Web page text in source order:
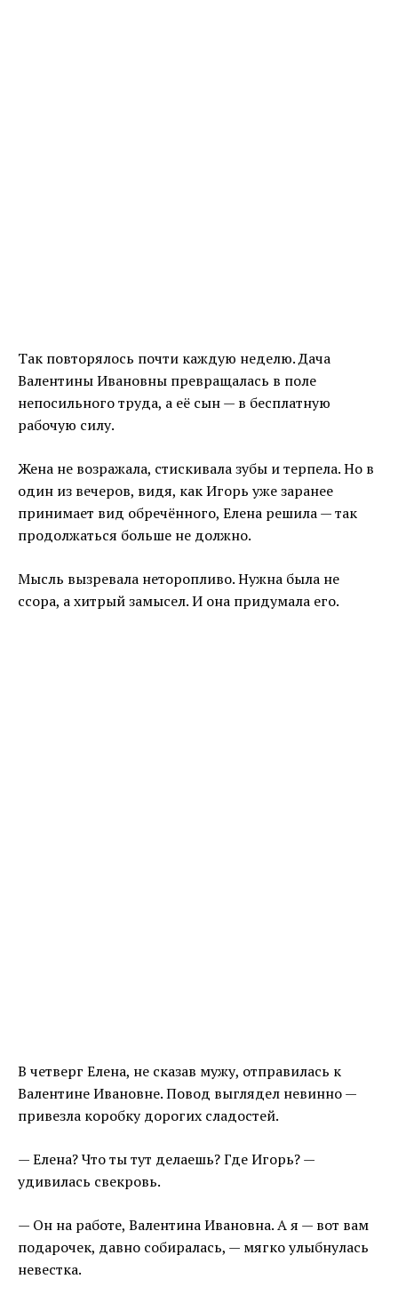
Так повторялось почти каждую неделю. Дача
Валентины Ивановны превращалась в поле
непосильного труда, а её сын — в бесплатную
рабочую силу.
Жена не возражала, стискивала зубы и терпела. Но в
один из вечеров, видя, как Игорь уже заранее
принимает вид обречённого, Елена решила — так
продолжаться больше не должно.
Мысль вызревала неторопливо. Нужна была не
ссора, а хитрый замысел. И она придумала его.
В четверг Елена, не сказав мужу, отправилась к
Валентине Ивановне. Повод выглядел невинно —
привезла коробку дорогих сладостей.
— Елена? Что ты тут делаешь? Где Игорь? —
удивилась свекровь.
— Он на работе, Валентина Ивановна. А я — вот вам
подарочек, давно собиралась, — мягко улыбнулась
невестка.